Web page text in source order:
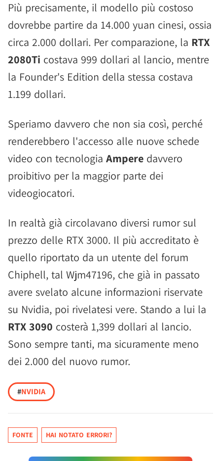
Più precisamente, il modello più costoso
dovrebbe partire da 14.000 yuan cinesi, ossia
circa 2.000 dollari. Per comparazione, la RTX
2080Ti costava 999 dollari al lancio, mentre
la Founder's Edition della stessa costava
1.199 dollari.
Speriamo davvero che non sia così, perché
renderebbero l'accesso alle nuove schede
video con tecnologia Ampere davvero
proibitivo per la maggior parte dei
videogiocatori.
In realtà già circolavano diversi rumor sul
prezzo delle RTX 3000. Il più accreditato è
quello riportato da un utente del forum
Chiphell, tal Wjm47196, che già in passato
avere svelato alcune informazioni riservate
su Nvidia, poi rivelatesi vere. Stando a lui la
RTX 3090 costerà 1,399 dollari al lancio.
Sono sempre tanti, ma sicuramente meno
dei 2.000 del nuovo rumor.
#NVIDIA
FONTE HAI NOTATO ERRORI?